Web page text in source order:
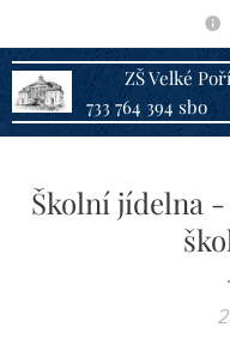
ZŠ Velké
733 764 394 sbo
Školní jídelna